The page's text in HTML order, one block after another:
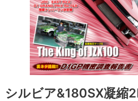
シルビア&180SX凝縮